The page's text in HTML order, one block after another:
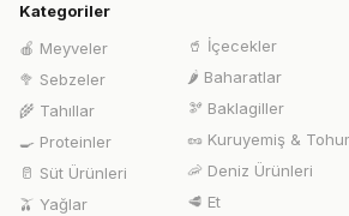
Kategoriler
🍎 Meyveler
🥦 Sebzeler
🌾 Tahıllar
🍳 Proteinler
🥛 Süt Ürünleri
🫒 Yağlar
🥤 İçecekler
🌶️ Baharatlar
🫘 Baklagiller
🥜 Kuruyemiş &
🦐 Deniz Ürünleri
🥩 Et